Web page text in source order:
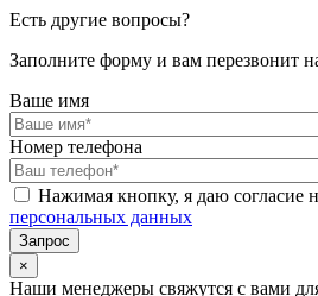
Есть другие вопросы?
Заполните форму и вам перезвонит
Ваше имя
Номер телефона
Нажимая кнопку, я даю согласие
персональных данных
×
Наши менеджеры свяжутся с вами